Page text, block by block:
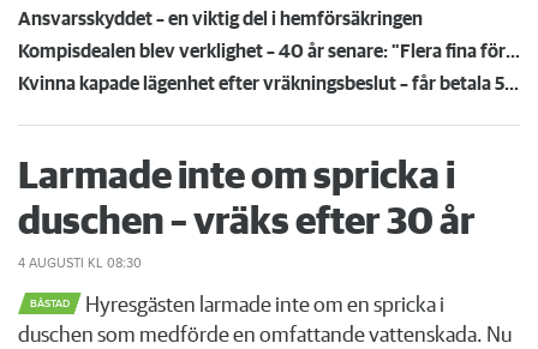
Ansvarsskyddet – en viktig del i hemförsäkringen
Kompisdealen blev verklighet – 40 år senare: "Flera fina fördelar med att dela bostad"
Kvinna kapade lägenhet efter vräkningsbeslut – får betala 50 000
Larmade inte om spricka i
duschen – vräks efter 30 år
4 AUGUSTI KL 08:30
BÅSTAD
Hyresgästen larmade inte om en spricka i
duschen som medförde en omfattande vattenskada. Nu